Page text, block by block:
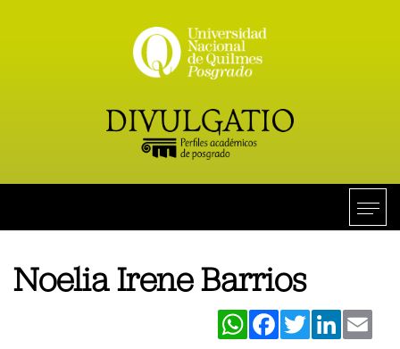
Noelia Irene Barrios
WhatsAppFacebookTwitterLinkedIn